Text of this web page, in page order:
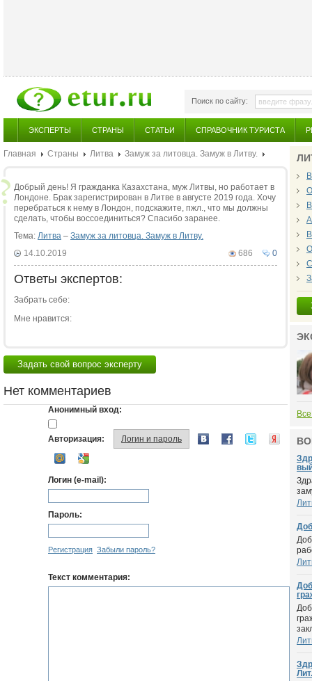
Поиск по сайту:
ЭКСПЕРТЫ СТРАНЫ СТАТЬИ СПРАВОЧНИК ТУРИСТА
Главная Страны Литва Замуж за литовца. Замуж в Литву.
Добрый день! Я гражданка Казахстана, муж Литвы, но работает в
Лондоне. Брак зарегистрирован в Литве в августе 2019 года. Хочу
перебраться к нему в Лондон, подскажите, пжл., что мы должны
сделать, чтобы воссоединиться? Спасибо заранее.
Тема: Литва – Замуж за литовца. Замуж в Литву.
0
686
14.10.2019
Ответы экспертов:
Забрать себе:
Мне нравится:
Задать свой вопрос эксперту
Нет комментариев
Анонимный вход:
Авторизация: Логин и пароль
Логин (e-mail):
Пароль:
Регистрация Забыли пароль?
Текст комментария: